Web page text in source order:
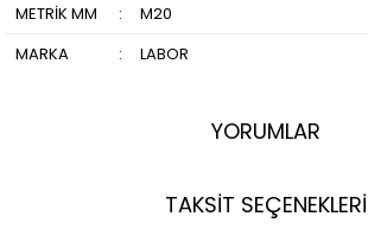
METRİK MM
:
M20
MARKA
: LABOR
YORUMLAR
TAKSİT SEÇENEKLERİ